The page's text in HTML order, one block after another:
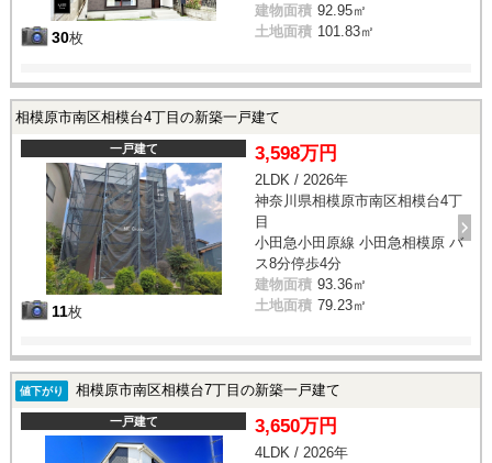
30枚
建物面積 92.95㎡
土地面積 101.83㎡
相模原市南区相模台4丁目の新築一戸建て
一戸建て
11枚
3,598万円
2LDK / 2026年
神奈川県相模原市南区相模台4丁
目
小田急小田原線 小田急相模原 バ
ス8分停歩4分
建物面積 93.36㎡
土地面積 79.23㎡
値下がり 相模原市南区相模台7丁目の新築一戸建て
一戸建て 3,650万円
4LDK / 2026年